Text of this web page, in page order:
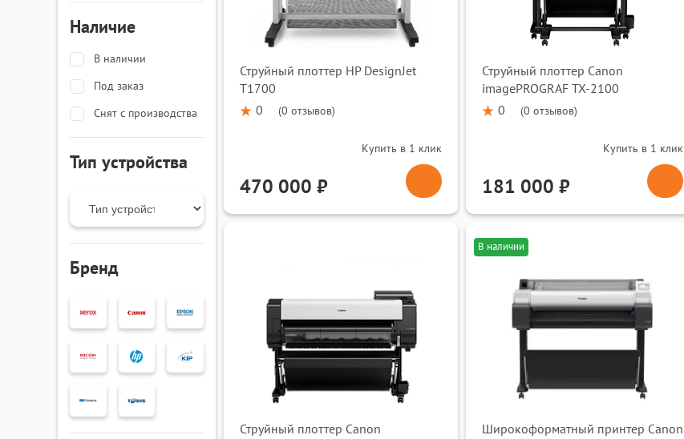
качеству. Спешите купить подходящее оборудование по разумной цене и
реализуйте проекты в масштабе с техникой, которая не подводит! Мы осуществляем
оперативную доставку офисной техники во все регионы России.
Наличие
В наличии
Под заказ
Снят с производства
Тип устройства
Бренд
Струйный плоттер HP DesignJet
T1700
0
(0 отзывов)
Купить в 1 клик
470 000 ₽
Струйный плоттер Canon
imagePROGRAF TX-2100
0
(0 отзывов)
Купить в 1 клик
181 000 ₽
Струйный плоттер Canon
В наличии
Широкоформатный принтер Canon